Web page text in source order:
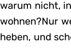
warum nicht,
wohnen?Nur
heben, und